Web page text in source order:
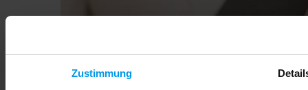
Zustimmung